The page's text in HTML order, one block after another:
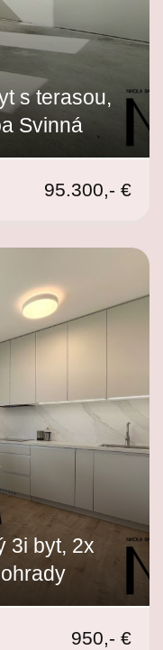
s terasou,
Svinná
95.300,- €
3i byt, 2x
950,- €